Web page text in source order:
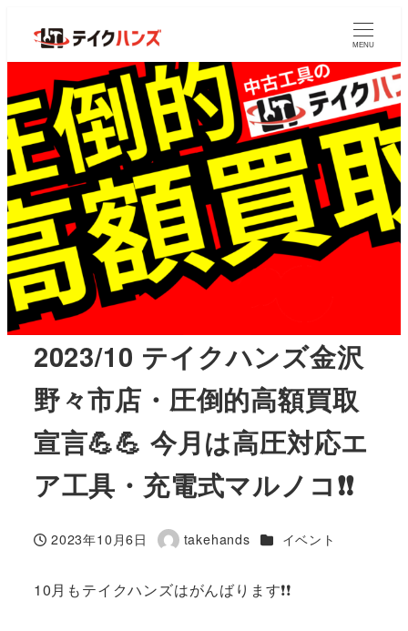
MENU
2023/10 テイクハンズ金沢
野々市店・圧倒的高額買取
宣言💪💪 今月は高圧対応エ
ア工具・充電式マルノコ❗❗
投稿日
2023年10月6日
著
takehands カテゴリー
イベント
10月もテイクハンズはがんばります❗❗